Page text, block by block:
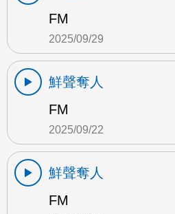
FM
2025/09/29
鮮聲奪人
FM
2025/09/22
鮮聲奪人
FM